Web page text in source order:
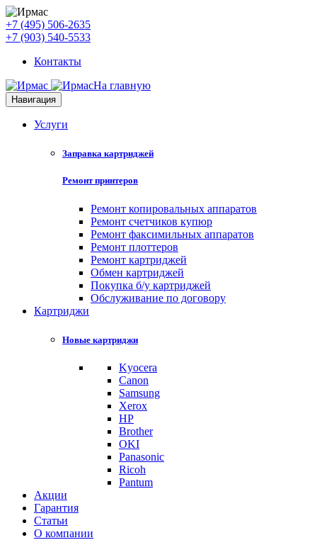
+7 (495) 506-2635
+7 (903) 540-5533
Контакты
На главную
Навигация
Услуги
Заправка картриджей
Ремонт принтеров
Ремонт копировальных аппаратов
Ремонт счетчиков купюр
Ремонт факсимильных аппаратов
Ремонт плоттеров
Ремонт картриджей
Обмен картриджей
Покупка б/у картриджей
Обслуживание по договору
Картриджи
Новые картриджи
Kyocera
Canon
Samsung
Xerox
HP
Brother
OKI
Panasonic
Ricoh
Pantum
Акции
Гарантия
Статьи
О компании